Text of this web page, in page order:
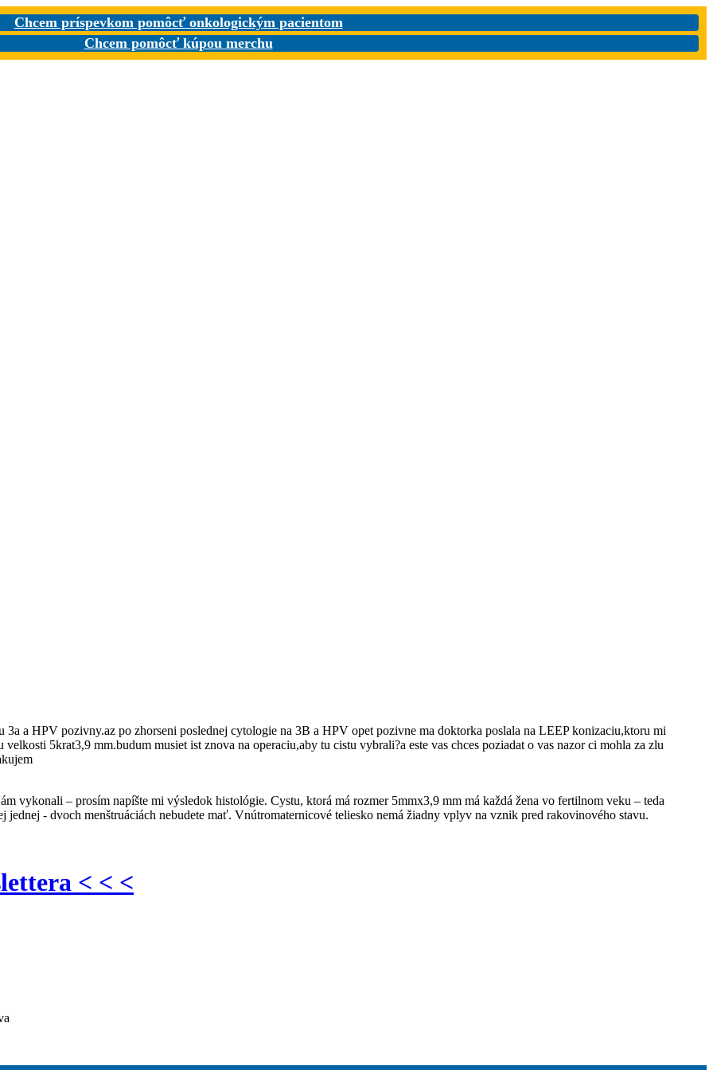
Chcem príspevkom pomôcť onkologickým pacientom
Chcem pomôcť kúpou merchu
a HPV pozivny.az po zhorseni poslednej cytologie na 3B a HPV opet pozivne ma doktorka poslala na LEEP konizaciu,ktoru mi
5krat3,9 mm.budum musiet ist znova na operaciu,aby tu cistu vybrali?a este vas chces poziadat o vas nazor ci mohla za zlu
vykonali – prosím napíšte mi výsledok histológie. Cystu, ktorá má rozmer 5mmx3,9 mm má každá žena vo fertilnom veku – teda
jednej - dvoch menštruáciách nebudete mať. Vnútromaternicové teliesko nemá žiadny vplyv na vznik pred rakovinového stavu.
< < <